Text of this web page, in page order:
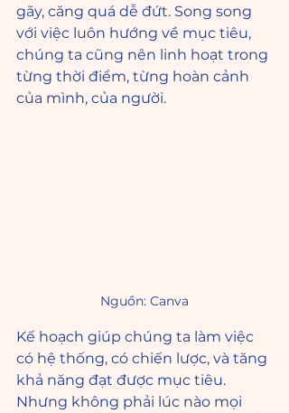
gãy, căng quá dễ đứt. Song song
với việc luôn hướng về mục tiêu,
chúng ta cũng nên linh hoạt trong
từng thời điểm, từng hoàn cảnh
của mình, của người.
Nguồn: Canva
Kế hoạch giúp chúng ta làm việc
có hệ thống, có chiến lược, và tăng
khả năng đạt được mục tiêu.
Nhưng không phải lúc nào mọi